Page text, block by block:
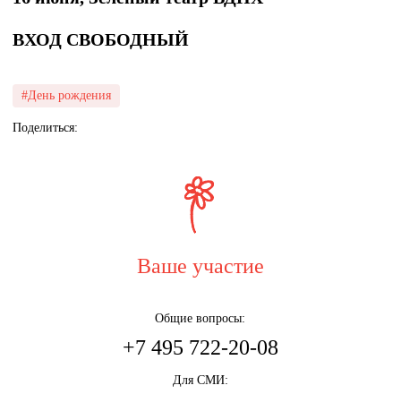
ВХОД СВОБОДНЫЙ
#День рождения
Поделиться:
Ваше участие
Общие вопросы:
+7 495 722-20-08
Для СМИ: